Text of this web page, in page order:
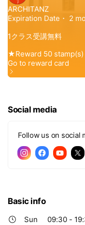
Social media
Follow us on social
Basic info
Sun
09:30 -